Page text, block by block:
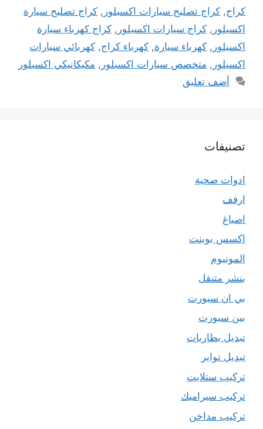
كراج, كراج تصليح سيارات اكسبلور , كراج تصليح سيارة
اكسبلور , كراج سيارات اكسبلور , كراج كهرباء سيارة
اكسبلور , كهرباء سيارة, كهرباء كراج, كهربائي سيارات
اكسبلور , متخصص سيارات اكسبلور , مكيكانيكي اكسبلور
أضف تعليق
تصنيفات
ادوات صحية
ارفف
اصباغ
اكسس بوينت
المونيوم
بنشر متنقل
بي ان سبورت
بين سبورت
تبديل بطاريات
تبديل تواير
تركيب ستلايت
تركيب سيراميك
تركيب مداخن